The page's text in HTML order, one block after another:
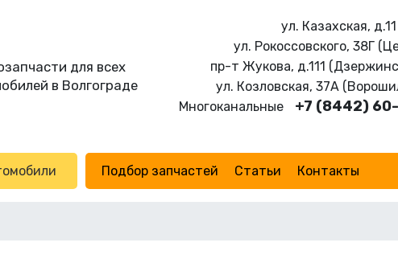
для всех
в Волгограде
ул. Казахская,
ул. Рокоссовского, 38Г
пр-т Жукова, д.111
ул. Козловская, 37А
Многоканальные +7 (8442)
Подбор запчастей Статьи Контакты